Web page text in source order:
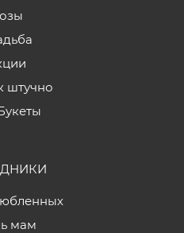
штучно
мам